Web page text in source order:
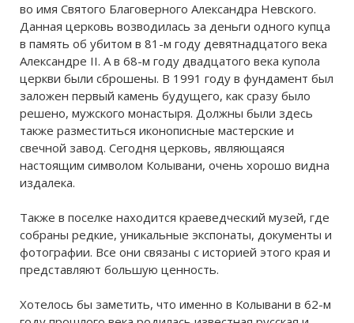
во имя Святого Благоверного Александра Невского.
Данная церковь возводилась за деньги одного купца
в память об убитом в 81-м году девятнадцатого века
Александре ІІ. А в 68-м году двадцатого века купола
церкви были сброшены. В 1991 году в фундамент был
заложен первый камень будущего, как сразу было
решено, мужского монастыря. Должны были здесь
также разместиться иконописные мастерские и
свечной завод. Сегодня церковь, являющаяся
настоящим символом Колывани, очень хорошо видна
издалека.
Также в поселке находится краеведческий музей, где
собраны редкие, уникальные экспонаты, документы и
фотографии. Все они связаны с историей этого края и
представляют большую ценность.
Хотелось бы заметить, что именно в Колывани в 62-м